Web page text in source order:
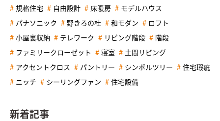
規格住宅 自由設計 床暖房 モデルハウス
パナソニック 野きろの杜 和モダン ロフト
小屋裏収納 テレワーク リビング階段 階段
ファミリークローゼット 寝室 土間リビング
アクセントクロス パントリー シンボルツリー 住宅瑕疵
ニッチ シーリングファン 住宅設備
新着記事